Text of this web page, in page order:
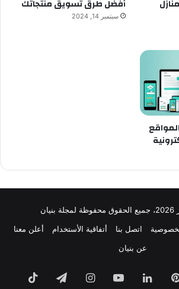
أفضل طرق تسويق منتجاتك
سبتمبر 14, 2024
اتصل بنا أتفاقية الأستخدام
أعلن معنا
عن بنيان
بينتيريستلينكدإنيوتيوبانستقرامتيلقرام